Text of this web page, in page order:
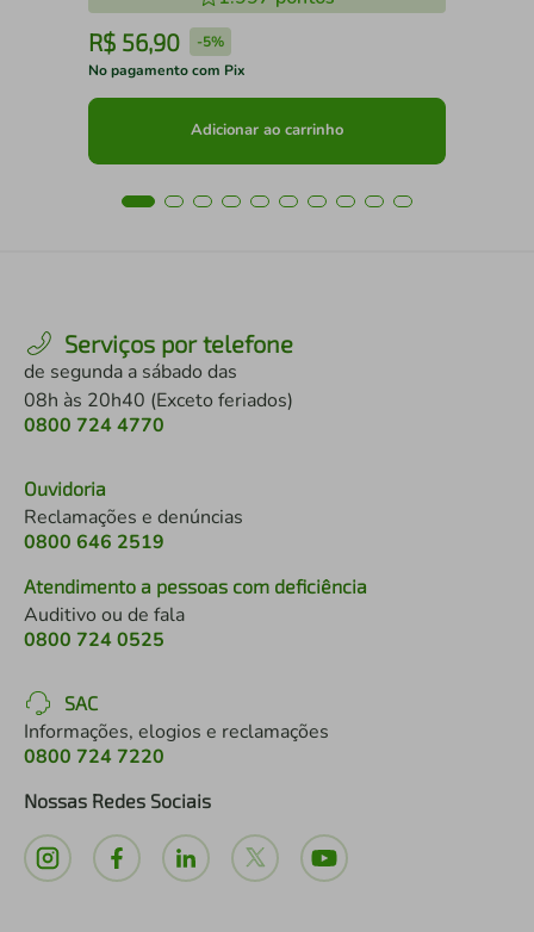
R$ 56,90 -5%
No pagamento com Pix
Adicionar ao carrinho
Serviços por telefone
de segunda a sábado das
08h às 20h40 (Exceto feriados)
0800 724 4770
Ouvidoria
Reclamações e denúncias
0800 646 2519
Atendimento a pessoas com deficiência
Auditivo ou de fala
0800 724 0525
SAC
Informações, elogios e reclamações
0800 724 7220
Nossas Redes Sociais